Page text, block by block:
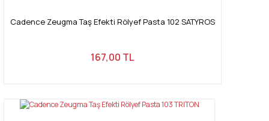
Cadence Zeugma Taş Efekti Rölyef Pasta 102 SATYROS
167,00 TL